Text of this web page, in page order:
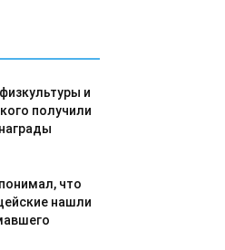
и
получили
что
нашли